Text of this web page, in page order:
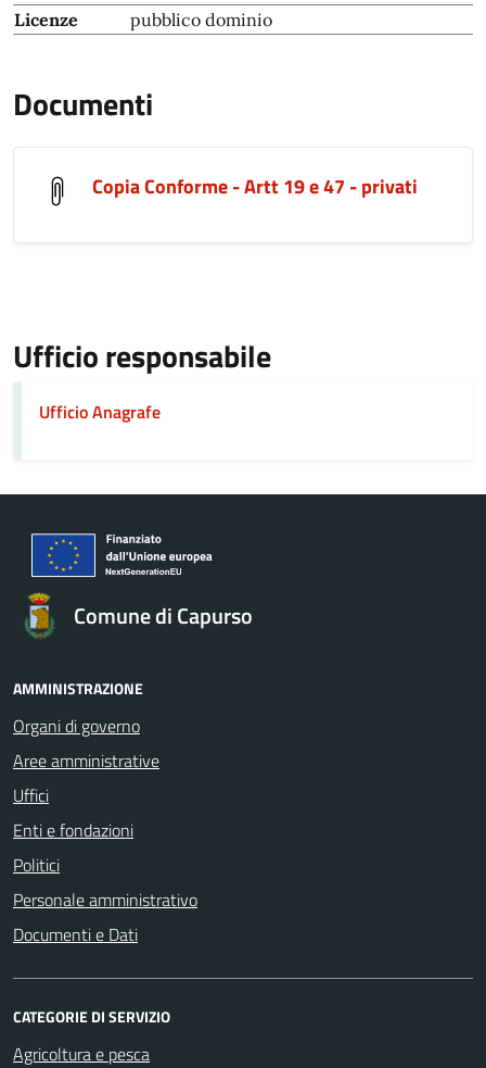
Licenze pubblico dominio
Documenti
Copia Conforme - Artt 19 e 47 - privati
Ufficio responsabile
Ufficio Anagrafe
Comune di Capurso
AMMINISTRAZIONE
Organi di governo
Aree amministrative
Uffici
Enti e fondazioni
Politici
Personale amministrativo
Documenti e Dati
CATEGORIE DI SERVIZIO
Agricoltura e pesca